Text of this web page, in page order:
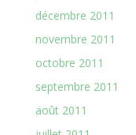
décembre 2011
novembre 2011
octobre 2011
septembre 2011
août 2011